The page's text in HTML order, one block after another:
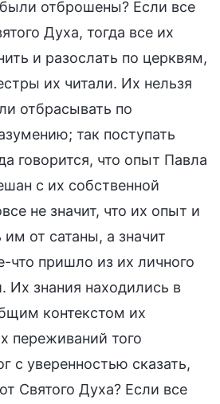
отброшены? Если все
Духа, тогда все их
и разослать по церквям,
их читали. Их нельзя
отбрасывать по
так поступать
говорится, что опыт Павла
с их собственной
не значит, что их опыт и
им от сатаны, а значит
что пришло из их личного
Их знания находились в
контекстом их
переживаний того
с уверенностью сказать,
Святого Духа? Если все